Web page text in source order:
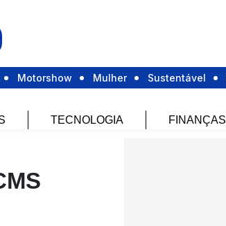
Motorshow Mulher Sustentável
TECNOLOGIA FINANÇAS